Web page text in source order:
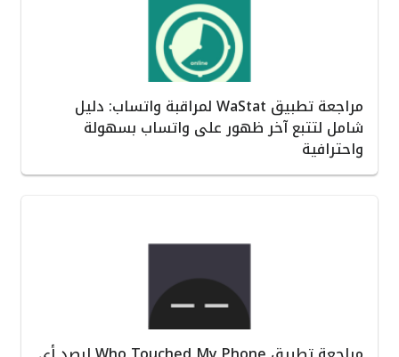
مراجعة تطبيق WaStat لمراقبة واتساب: دليل
شامل لتتبع آخر ظهور على واتساب بسهولة
واحترافية